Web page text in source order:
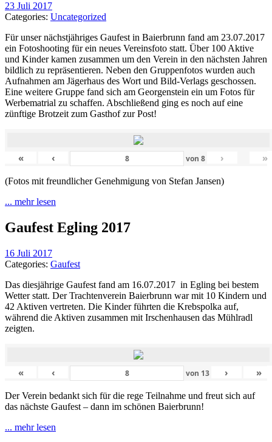
23 Juli 2017
Categories: Uncategorized
Für unser nächstjähriges Gaufest in Baierbrunn fand am 23.07.2017
ein Fotoshooting für ein neues Vereinsfoto statt. Über 100 Aktive
und Kinder kamen zusammen um den Verein in den nächsten Jahren
bildlich zu repräsentieren. Neben den Gruppenfotos wurden auch
Aufnahmen am Jägerhaus des Wort und Bild-Verlags geschossen.
Eine weitere Gruppe fand sich am Georgenstein ein um Fotos für
Werbematrial zu schaffen. Abschließend ging es noch auf eine
zünftige Brotzeit zum Gasthof zur Post!
« ‹ von8 › »
(Fotos mit freundlicher Genehmigung von Stefan Jansen)
... mehr lesen
Gaufest Egling 2017
16 Juli 2017
Categories: Gaufest
Das diesjährige Gaufest fand am 16.07.2017 in Egling bei bestem
Wetter statt. Der Trachtenverein Baierbrunn war mit 10 Kindern und
42 Aktiven vertreten. Die Kinder führten die Krebspolka auf,
während die Aktiven zusammen mit Irschenhausen das Mühlradl
zeigten.
« ‹ von 13 › »
Der Verein bedankt sich für die rege Teilnahme und freut sich auf
das nächste Gaufest – dann im schönen Baierbrunn!
... mehr lesen